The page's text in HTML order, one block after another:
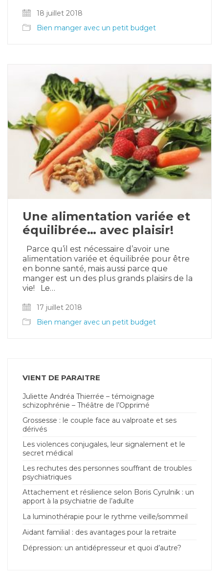
18 juillet 2018
Bien manger avec un petit budget
Une alimentation variée et
équilibrée… avec plaisir!
Parce qu’il est nécessaire d’avoir une
alimentation variée et équilibrée pour être
en bonne santé, mais aussi parce que
manger est un des plus grands plaisirs de la
vie! Le…
17 juillet 2018
Bien manger avec un petit budget
VIENT DE PARAITRE
Juliette Andréa Thierrée – témoignage
schizophrénie – Théâtre de l’Opprimé
Grossesse : le couple face au valproate et ses
dérivés
Les violences conjugales, leur signalement et le
secret médical
Les rechutes des personnes souffrant de troubles
psychiatriques
Attachement et résilience selon Boris Cyrulnik : un
apport à la psychiatrie de l’adulte
La luminothérapie pour le rythme veille/sommeil
Aidant familial : des avantages pour la retraite
Dépression: un antidépresseur et quoi d’autre?